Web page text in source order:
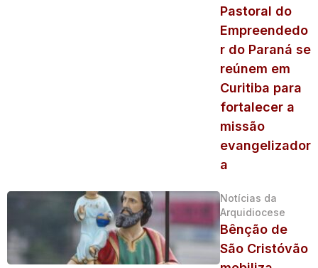
Pastoral do
Empreendedo
r do Paraná se
reúnem em
Curitiba para
fortalecer a
missão
evangelizador
a
Notícias da
Arquidiocese
Bênção de
São Cristóvão